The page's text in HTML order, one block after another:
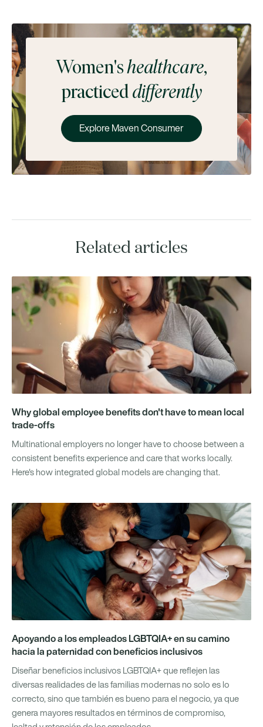
Women'shealthcare,
practiced differently
Explore Maven Consumer
Related articles
Why global employee benefits don't have to mean local
trade-offs
Multinational employers no longer have to choose between a
consistent benefits experience and care that works locally.
Here's how integrated global models are changing that.
Apoyando a los empleados LGBTQIA+ en su camino
hacia la paternidad con beneficios inclusivos
Diseñar beneficios inclusivos LGBTQIA+ que reflejen las
diversas realidades de las familias modernas no solo es lo
correcto, sino que también es bueno para el negocio, ya que
genera mayores resultados en términos de compromiso,